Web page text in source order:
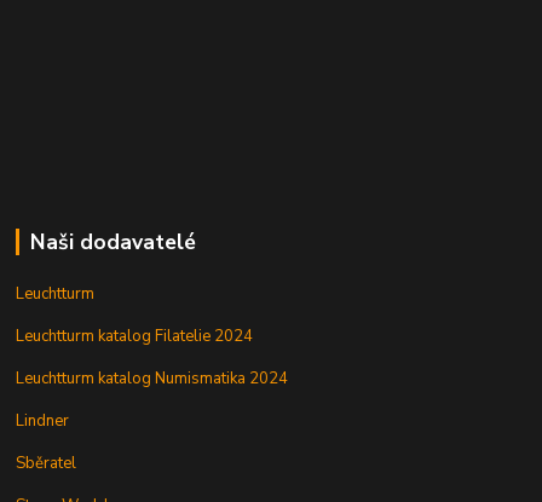
Naši dodavatelé
Leuchtturm
Leuchtturm katalog Filatelie 2024
Leuchtturm katalog Numismatika 2024
Lindner
Sběratel